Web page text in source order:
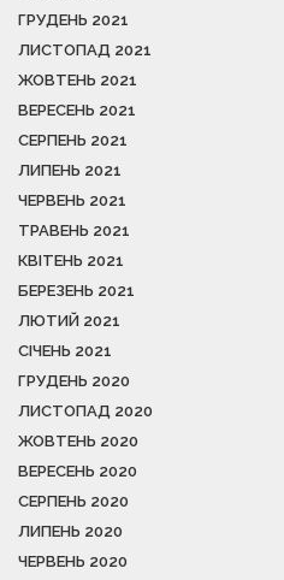
ГРУДЕНЬ 2021
ЛИСТОПАД 2021
ЖОВТЕНЬ 2021
ВЕРЕСЕНЬ 2021
СЕРПЕНЬ 2021
ЛИПЕНЬ 2021
ЧЕРВЕНЬ 2021
ТРАВЕНЬ 2021
КВІТЕНЬ 2021
БЕРЕЗЕНЬ 2021
ЛЮТИЙ 2021
СІЧЕНЬ 2021
ГРУДЕНЬ 2020
ЛИСТОПАД 2020
ЖОВТЕНЬ 2020
ВЕРЕСЕНЬ 2020
СЕРПЕНЬ 2020
ЛИПЕНЬ 2020
ЧЕРВЕНЬ 2020